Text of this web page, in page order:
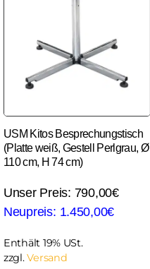
USM Kitos Besprechungstisch
(Platte weiß, Gestell Perlgrau, Ø
110 cm, H 74 cm)
790,00€
1.450,00€
Enthält 19% USt.
zzgl.Versand